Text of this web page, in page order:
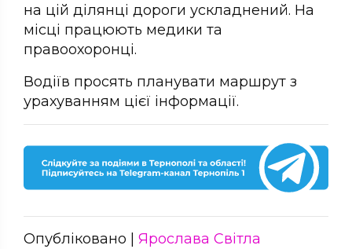
на цій ділянці дороги ускладнений. На
місці працюють медики та
правоохоронці.
Водіїв просять планувати маршрут з
урахуванням цієї інформації.
Опубліковано | Ярослава Світла